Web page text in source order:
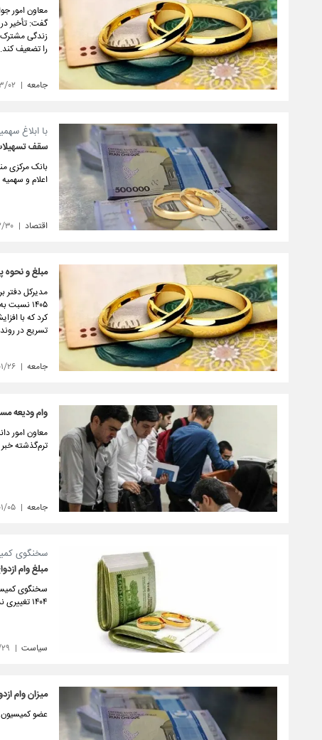
معاون امور
گفت: تأخیر
زندگی مشترک
را تضعیف کند.
جامعه
با ابلاغ
سقف تسهیلات
اعلام و سهمیه
اقتصاد
مبلغ و نحوه
مدیرکل دفتر
تسریع در
جامعه
وام ودیعه
ترم‌گذشته خبر
جامعه
سخنگوی
مبلغ وام ازدواج و
سخنگوی
۱۴۰۴ تغییری نداشته اما پیش‌بینی می‌شود صف انتظار دریافت تسهیلات ازدواج و فرزندآوری به طور کامل حذف شود.
سیاست
میزان وام
عضو کمیسیون